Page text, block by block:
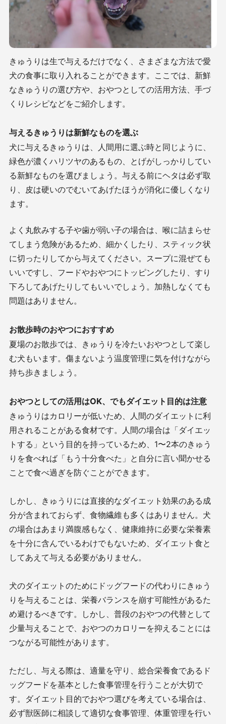
きゅうりは生で与えるだけでなく、さまざまな方法で愛
犬の食事に取り入れることができます。ここでは、新鮮
なきゅうりの選び方や、おやつとしての活用方法、手づ
くりレシピなどをご紹介します。
与えるきゅうりは新鮮なものを選ぶ
犬に与えるきゅうりは、人間用に選ぶ時と同じように、
緑色が濃くハリツヤのあるもの、とげがしっかりしてい
る新鮮なものを選びましょう。与える前にヘタは必ず取
り、皮は硬いのでむいてあげたほうが消化に優しくなり
ます。
よく丸飲みする子や歯が弱い子の場合は、喉に詰まらせ
てしまう危険があるため、細かくしたり、スティック状
に切ったりしてから与えてください。スープに混ぜても
いいですし、フードやおやつにトッピングしたり、すり
下ろしてあげたりしてもいいでしょう。加熱しなくても
問題はありません。
お散歩時のおやつにおすすめ
夏場のお散歩では、きゅうりを冷たいおやつとして楽し
む犬もいます。傷まないよう温度管理に気を付けながら
持ち歩きましょう。
おやつとしての活用はOK、でもダイエット目的は注意
きゅうりはカロリーが低いため、人間のダイエットに利
用されることがある食材です。人間の場合は「ダイエッ
トする」という目的を持っているため、1〜2本のきゅう
りを食べれば「もう十分食べた」と自分に言い聞かせる
ことで食べ過ぎを防ぐことができます。
しかし、きゅうりには直接的なダイエット効果のある成
分が含まれておらず、食物繊維も多くはありません。犬
の場合はあまり満腹感もなく、健康維持に必要な栄養素
を十分に含んでいるわけでもないため、ダイエット食と
してあえて与える必要がありません。
犬のダイエットのためにドッグフードの代わりにきゅう
りを与えることは、栄養バランスを崩す可能性があるた
め避けるべきです。しかし、普段のおやつの代替として
少量与えることで、おやつのカロリーを抑えることには
つながる可能性があります。
ただし、与える際は、適量を守り、総合栄養食であるド
ッグフードを基本とした食事管理を行うことが大切で
す。ダイエット目的でおやつ選びを考えている場合は、
必ず獣医師に相談して適切な食事管理、体重管理を行い